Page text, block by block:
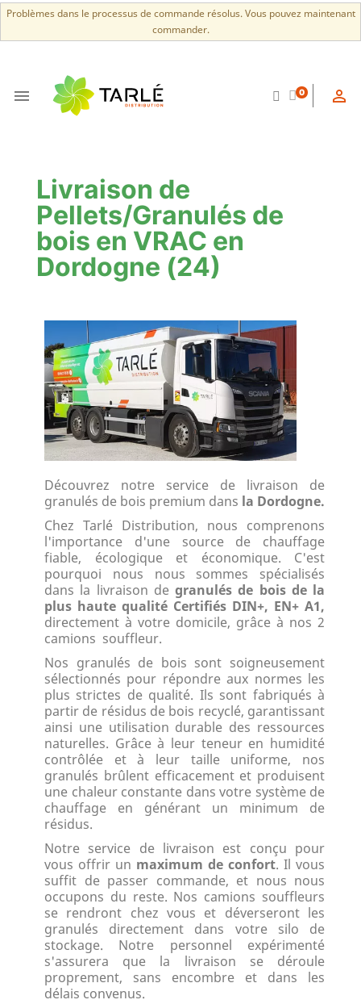
Problèmes dans le processus de commande résolus. Vous pouvez maintenant
commander.
 0 
Livraison de
Pellets/Granulés de
bois en VRAC en
Dordogne (24)
Découvrez notre service de livraison de
granulés de bois premium dans la Dordogne.
Chez Tarlé Distribution, nous comprenons
l'importance d'une source de chauffage
fiable, écologique et économique. C'est
pourquoi nous nous sommes spécialisés
dans la livraison de granulés de bois de la
plus haute qualité Certifiés DIN+, EN+ A1,
directement à votre domicile, grâce à nos 2
camions souffleur.
Nos granulés de bois sont soigneusement
sélectionnés pour répondre aux normes les
plus strictes de qualité. Ils sont fabriqués à
partir de résidus de bois recyclé, garantissant
ainsi une utilisation durable des ressources
naturelles. Grâce à leur teneur en humidité
contrôlée et à leur taille uniforme, nos
granulés brûlent efficacement et produisent
une chaleur constante dans votre système de
chauffage en générant un minimum de
résidus.
Notre service de livraison est conçu pour
vous offrir un maximum de confort. Il vous
suffit de passer commande, et nous nous
occupons du reste. Nos camions souffleurs
se rendront chez vous et déverseront les
granulés directement dans votre silo de
stockage. Notre personnel expérimenté
s'assurera que la livraison se déroule
proprement, sans encombre et dans les
délais convenus.